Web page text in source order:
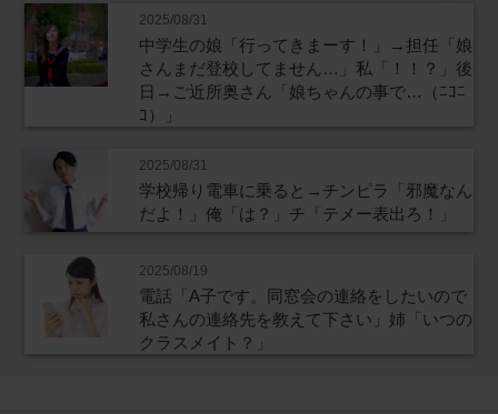
2025/08/31
中学生の娘「行ってきまーす！」→担任「娘
さんまだ登校してません…」私「！！？」後
日→ご近所奥さん「娘ちゃんの事で…（ﾆｺﾆ
ｺ）」
2025/08/31
学校帰り電車に乗ると→チンピラ「邪魔なん
だよ！」俺「は？」チ「テメー表出ろ！」
2025/08/19
電話「A子です。同窓会の連絡をしたいので
私さんの連絡先を教えて下さい」姉「いつの
クラスメイト？」